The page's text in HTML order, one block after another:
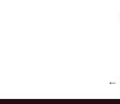
Postituste
←